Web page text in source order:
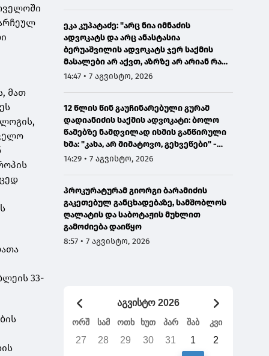
მათ
33-
ეკა კუპატაძე: "არც ნია იმნაძის
ადვოკატს და არც ანასტასია
ბერუაშვილის ადვოკატს ჯერ საქმის
მასალები არ აქვთ, აზრზე არ არიან რა
წერია მასალებში"
14:47 • 7 აგვისტო, 2026
12 წლის წინ გაუჩინარებული გურამ
დადიანიძის საქმის ადვოკატი: ბოლო
წამებზე ნამდვილად ისმის განწირული
ხმა: "კახა, არ მიმატოვო, გეხვეწები" -
ვიდეოს დადებას ვაპირებდით
14:29 • 7 აგვისტო, 2026
პროკურატურამ გიორგი ბარამიძის
გაკეთებულ განცხადებაზე, სამშობლოს
ღალატის და საბოტაჟის მუხლით
გამოძიება დაიწყო
8:57 • 7 აგვისტო, 2026
აგვისტო 2026
ორშ სამ ოთხ ხუთ პარ შაბ კვი
27 28 29 30 31 1 2